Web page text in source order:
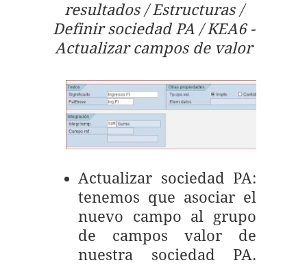
resultados / Estructuras /
Definir sociedad PA / KEA6 -
Actualizar campos de valor
Actualizar sociedad PA:
tenemos que asociar el
nuevo campo al grupo
de campos valor de
nuestra sociedad PA.